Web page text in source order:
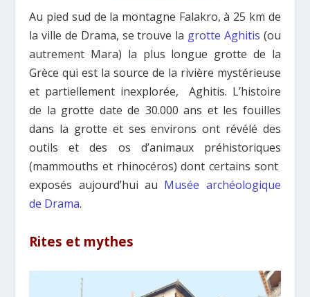
Au pied sud de la montagne Falakro, à 25 km de
la ville de Drama, se trouve la grotte Aghitis (ou
autrement Mara) la plus longue grotte de la
Grèce qui est la source de la rivière mystérieuse
et partiellement inexplorée, Aghitis. L’histoire
de la grotte date de 30.000 ans et les fouilles
dans la grotte et ses environs ont révélé des
outils et des os d’animaux préhistoriques
(mammouths et rhinocéros) dont certains sont
exposés aujourd’hui au Musée archéologique
de Drama.
Rites et mythes